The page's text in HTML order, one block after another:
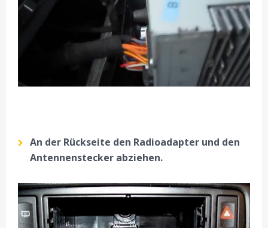
An der Rückseite den Radioadapter und den
Antennenstecker abziehen.